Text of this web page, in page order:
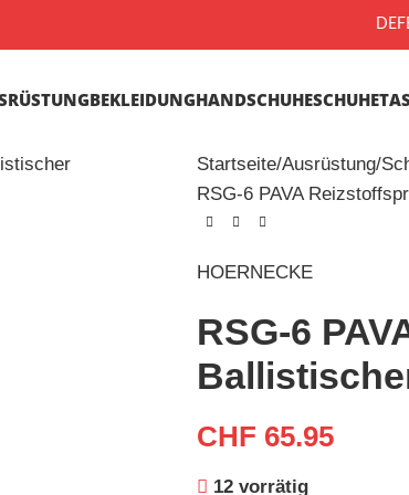
BEKLEIDUNGHANDSCHUHESCHUHE
Startseite Ausrüstung
RSG-6 PAVA
HOERNECKE
RSG-6
CHF 65.95
12 vorrätig